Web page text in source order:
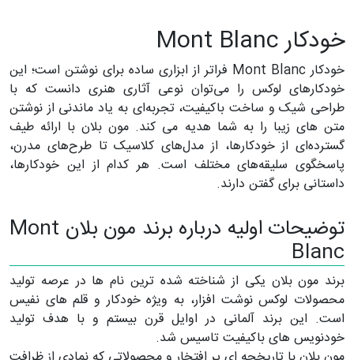
خودکار Mont Blanc
خودکار Mont Blanc فراتر از ابزاری ساده برای نوشتن است؛ این
خودکارهای لوکس را می‌توان نوعی آثاری هنری دانست که با
طراحی شیک و ساخت باکیفیت، تجربه‌ای به یاد ماندنی از نوشتن
متن های زیبا را به شما هدیه می کند. مون بلان با ارائه طیف
گسترده‌ای از خودکارها، از مدل‌های کلاسیک تا طرح‌های مدرن،
پاسخگوی سلیقه‌های مختلف است. هر کدام از این خودکارها،
داستانی برای گفتن دارند.
توضیحات اولیه درباره برند مون بلان Mont
Blanc
برند مون بلان یکی از شناخته شده ترین نام ها در عرصه تولید
محصولات لوکس نوشت افزار، به ویژه خودکار و قلم های نفیس
است. این برند آلمانی در اوایل قرن بیستم و با هدف تولید
خودنویس های باکیفیت تاسیس شد.